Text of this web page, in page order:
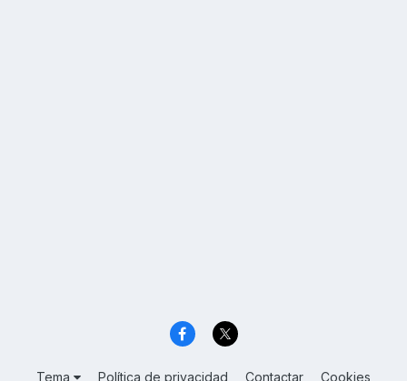
Tema Política de privacidad Contactar Cookies